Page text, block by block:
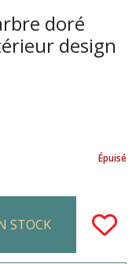
doré
design
Épuisé
STOCK